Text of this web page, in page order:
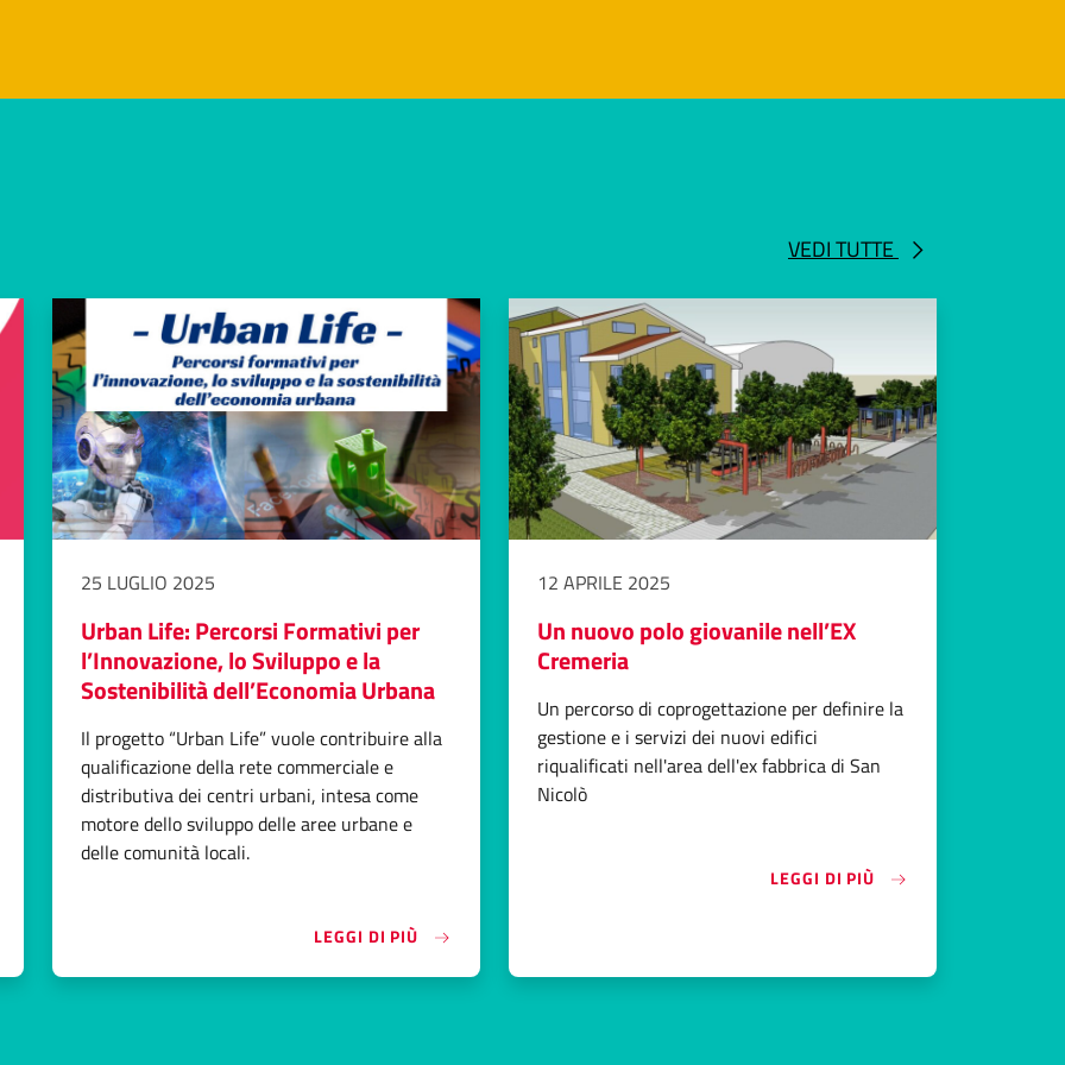
VEDI TUTTE
DONNA. PER UN FUTURO AL FEMMINILE»
25 LUGLIO 2025
Urban Life: Percorsi Formativi per
l’Innovazione, lo Sviluppo e la
Sostenibilità dell’Economia Urbana
Il progetto “Urban Life” vuole contribuire alla
qualificazione della rete commerciale e
distributiva dei centri urbani, intesa come
motore dello sviluppo delle aree urbane e
delle comunità locali.
LEGGI DI PIÙ «URBAN LIFE: PERCORSI FORMATIVI PER L’INNOVAZIONE, LO SVILUPPO E LA
12 APRILE 2025
Un nuovo polo giovanile nell’EX
Cremeria
Un percorso di coprogettazione per definire la
gestione e i servizi dei nuovi edifici
riqualificati nell'area dell'ex fabbrica di San
Nicolò
LEGGI DI PIÙ «UN NUOVO POLO